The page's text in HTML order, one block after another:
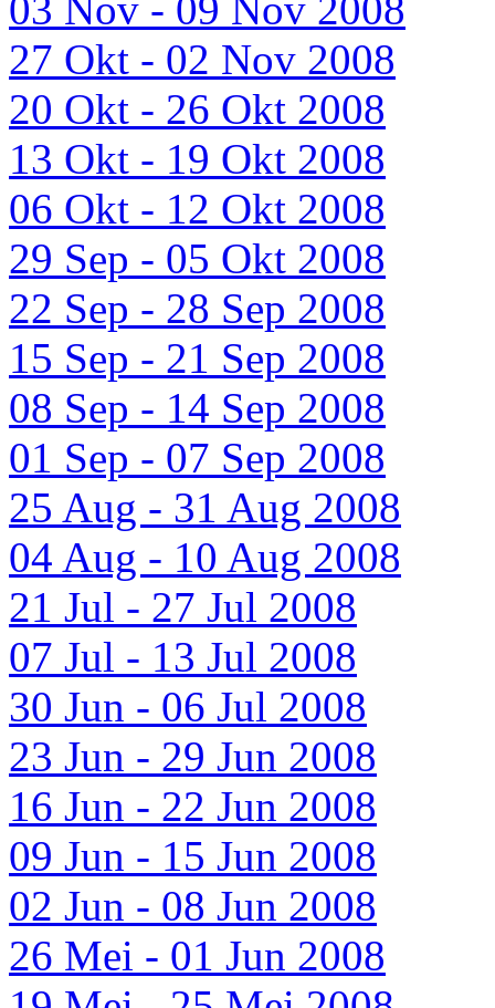
27 Okt - 02 Nov 2008
20 Okt - 26 Okt 2008
13 Okt - 19 Okt 2008
06 Okt - 12 Okt 2008
29 Sep - 05 Okt 2008
22 Sep - 28 Sep 2008
15 Sep - 21 Sep 2008
08 Sep - 14 Sep 2008
01 Sep - 07 Sep 2008
25 Aug - 31 Aug 2008
04 Aug - 10 Aug 2008
21 Jul - 27 Jul 2008
07 Jul - 13 Jul 2008
30 Jun - 06 Jul 2008
23 Jun - 29 Jun 2008
16 Jun - 22 Jun 2008
09 Jun - 15 Jun 2008
02 Jun - 08 Jun 2008
26 Mei - 01 Jun 2008